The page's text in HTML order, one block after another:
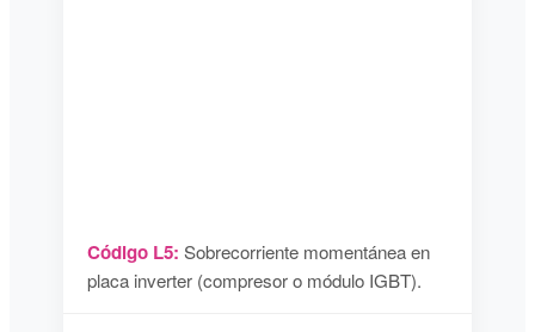
Código L5: Sobrecorriente momentánea en
placa inverter (compresor o módulo IGBT).